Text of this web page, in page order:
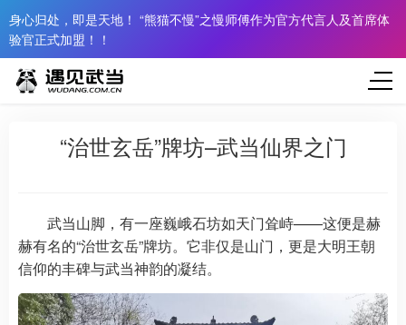
身心归处，即是天地！ “熊猫不慢”之慢师傅作为官方代言人及首席体
验官正式加盟！！
“治世玄岳”牌坊–武当仙界之门
武当山脚，有一座巍峨石坊如天门耸峙——这便是赫
赫有名的“治世玄岳”牌坊。它非仅是山门，更是大明王朝
信仰的丰碑与武当神韵的凝结。